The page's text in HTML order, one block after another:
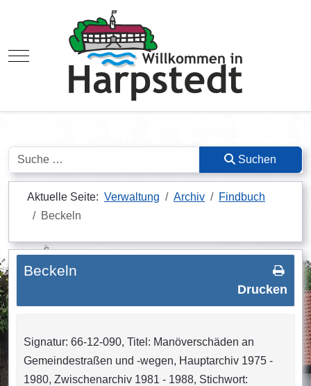
Mobile Menu Toggle
Suchen Suchen
Aktuelle Seite: Verwaltung Archiv
Findbuch
Beckeln
Drucken
Beckeln
Signatur: 66-12-090, Titel: Manöverschäden an
Gemeindestraßen und -wegen, Hauptarchiv 1975 -
1980, Zwischenarchiv 1981 - 1988, Stichwort: